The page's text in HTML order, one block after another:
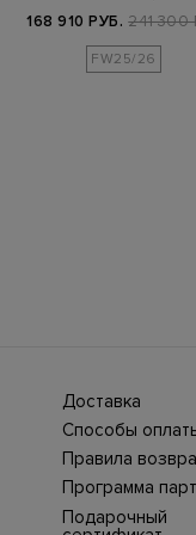
168 910 РУБ. 241 300
FW25/26
Доставка
производится
курьерской
СДЭК, DHL при
предоплате.
Возможные
дополнительные
Способы
магазине
осуществляется
несколькими
способами:
наличными
Правила
Интернет-магазин
позволяет
товар в течение
недель с момента
Программа
Подарочный